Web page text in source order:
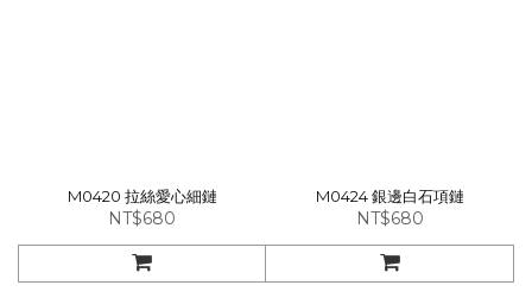
M0420 拉絲愛心細鏈
NT$680
M0424 銀邊白石項鏈
NT$680